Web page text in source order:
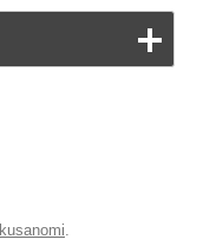
kusanomi